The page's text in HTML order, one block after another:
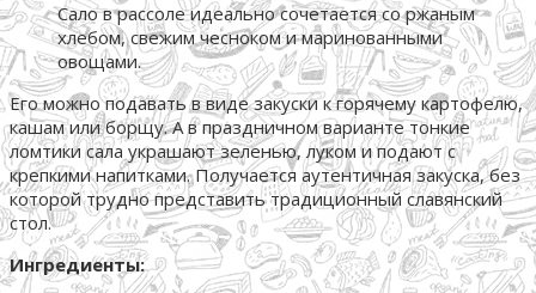
Сало в рассоле идеально сочетается со ржаным
хлебом, свежим чесноком и маринованными
овощами.
Его можно подавать в виде закуски к горячему картофелю,
кашам или борщу. А в праздничном варианте тонкие
ломтики сала украшают зеленью, луком и подают с
крепкими напитками. Получается аутентичная закуска, без
которой трудно представить традиционный славянский
стол.
Ингредиенты: